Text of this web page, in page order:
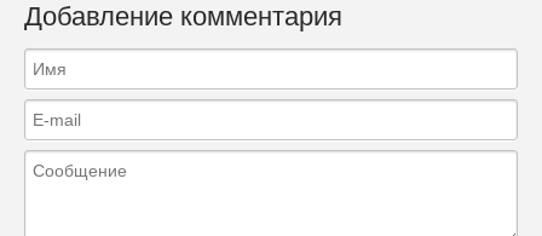
Добавление комментария